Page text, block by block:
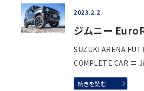
2023.2.2
ジムニー Euro
SUZUKI ARENA
COMPLETE CAR ≡
続きを読む